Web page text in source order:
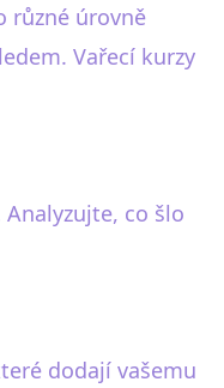
různé úrovně
Vařecí kurzy
co šlo
dodají vašemu